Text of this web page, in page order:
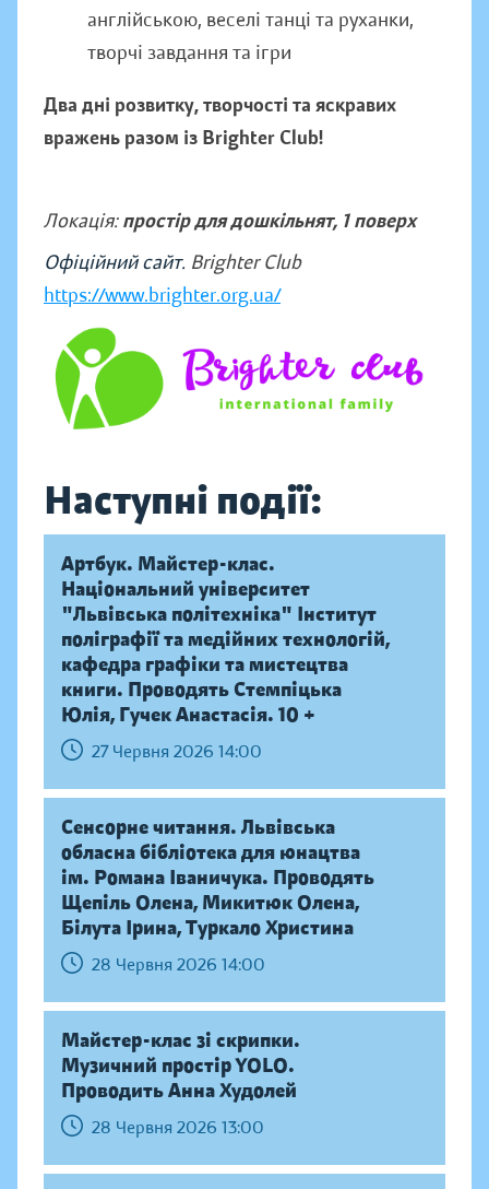
англійською, веселі танці та руханки,
творчі завдання та ігри
Два дні розвитку, творчості та яскравих
вражень разом із Brighter Club!
Локація:простір для дошкільнят, 1 поверх
Офіційний сайт. Brighter Club
https://www.brighter.org.ua/
Наступні події:
Артбук. Майстер-клас.
Національний університет
"Львівська політехніка" Інститут
поліграфії та медійних технологій,
кафедра графіки та мистецтва
книги. Проводять Стемпіцька
Юлія, Гучек Анастасія. 10 +
27 Червня 2026 14:00
Сенсорне читання. Львівська
обласна бібліотека для юнацтва
ім. Романа Іваничука. Проводять
Щепіль Олена, Микитюк Олена,
Білута Ірина, Туркало Христина
28 Червня 2026 14:00
Майстер-клас зі скрипки.
Музичний простір YOLO.
Проводить Анна Худолей
28 Червня 2026 13:00